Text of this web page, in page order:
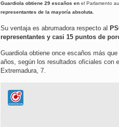
Guardiola obtiene 29 escaños en el Parlamento
representantes de la mayoría absoluta.
Su ventaja es abrumadora respecto al
representantes y casi 15 puntos de
Guardiola obtiene once escaños más
años, según los resultados oficiales con
Extremadura, 7.